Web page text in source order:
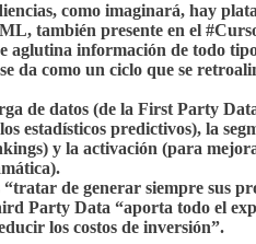
como imaginará, hay
también presente en el
información de todo
da como un ciclo que se
de datos (de la First Party
estadísticos predictivos), la
y la activación (para
de generar siempre sus
Party Data “aporta todo el
los costos de inversión”.